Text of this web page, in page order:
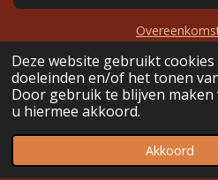
Deze website gebruikt
doeleinden en/of het tonen
Door gebruik te blijven maken
u hiermee akkoord.
Akkoord